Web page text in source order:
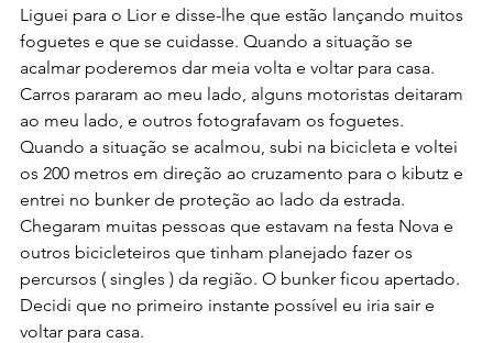
Liguei para o Lior e disse-lhe que estão lançando muitos
foguetes e que se cuidasse. Quando a situação se
acalmar poderemos dar meia volta e voltar para casa.
Carros pararam ao meu lado, alguns motoristas deitaram
ao meu lado, e outros fotografavam os foguetes.
Quando a situação se acalmou, subi na bicicleta e voltei
os 200 metros em direção ao cruzamento para o kibutz e
entrei no bunker de proteção ao lado da estrada.
Chegaram muitas pessoas que estavam na festa Nova e
outros bicicleteiros que tinham planejado fazer os
percursos ( singles ) da região. O bunker ficou apertado.
Decidi que no primeiro instante possível eu iria sair e
voltar para casa.